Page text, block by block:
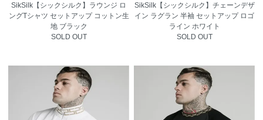
SikSilk【シックシルク】ラウンジ ロ
ングTシャツ セットアップ コットン生
地 ブラック
SOLD OUT
SikSilk【シックシルク】チェーンデザ
イン ラグラン 半袖 セットアップ ロゴ
ライン ホワイト
SOLD OUT